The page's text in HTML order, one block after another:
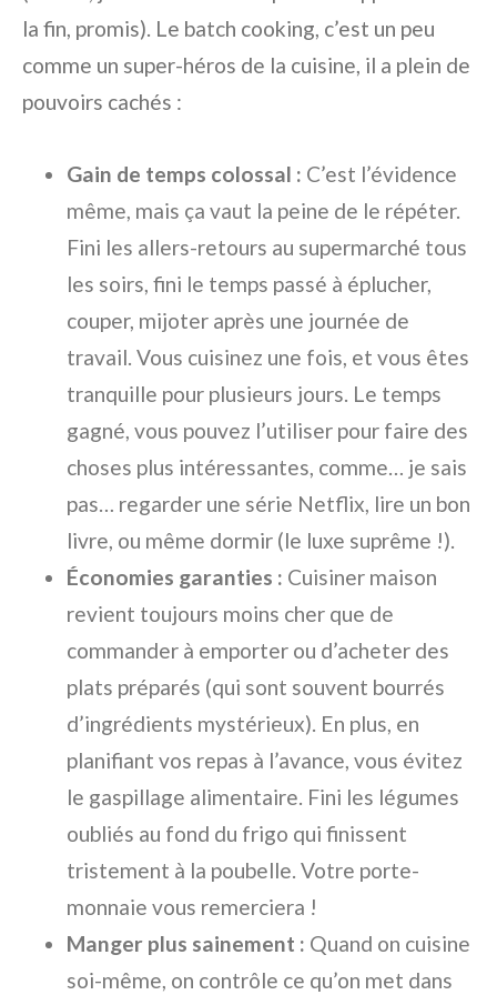
la fin, promis). Le batch cooking, c’est un peu
comme un super-héros de la cuisine, il a plein de
pouvoirs cachés :
Gain de temps colossal : C’est l’évidence
même, mais ça vaut la peine de le répéter.
Fini les allers-retours au supermarché tous
les soirs, fini le temps passé à éplucher,
couper, mijoter après une journée de
travail. Vous cuisinez une fois, et vous êtes
tranquille pour plusieurs jours. Le temps
gagné, vous pouvez l’utiliser pour faire des
choses plus intéressantes, comme… je sais
pas… regarder une série Netflix, lire un bon
livre, ou même dormir (le luxe suprême !).
Économies garanties : Cuisiner maison
revient toujours moins cher que de
commander à emporter ou d’acheter des
plats préparés (qui sont souvent bourrés
d’ingrédients mystérieux). En plus, en
planifiant vos repas à l’avance, vous évitez
le gaspillage alimentaire. Fini les légumes
oubliés au fond du frigo qui finissent
tristement à la poubelle. Votre porte-
monnaie vous remerciera !
Manger plus sainement : Quand on cuisine
soi-même, on contrôle ce qu’on met dans